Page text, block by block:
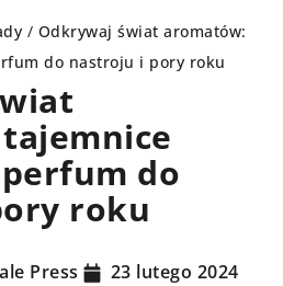
/ Odkrywaj świat aromatów:
do nastroju i pory roku
do
roku
Press 23 lutego 2024